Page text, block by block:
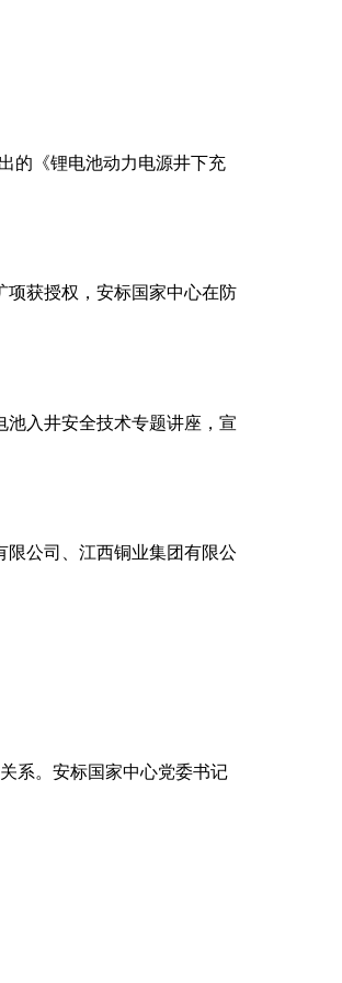
的《锂电池动力电源井下充
项获授权，安标国家中心在防
入井安全技术专题讲座，宣
限公司、江西铜业集团有限公
系。安标国家中心党委书记